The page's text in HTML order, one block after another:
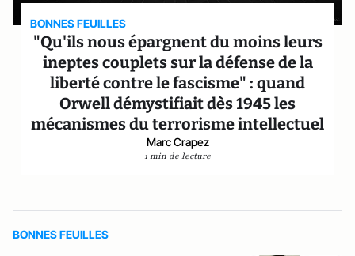
BONNES FEUILLES
"Qu'ils nous épargnent du moins leurs
ineptes couplets sur la défense de la
liberté contre le fascisme" : quand
Orwell démystifiait dès 1945 les
mécanismes du terrorisme intellectuel
Marc Crapez
1 min de lecture
BONNES FEUILLES